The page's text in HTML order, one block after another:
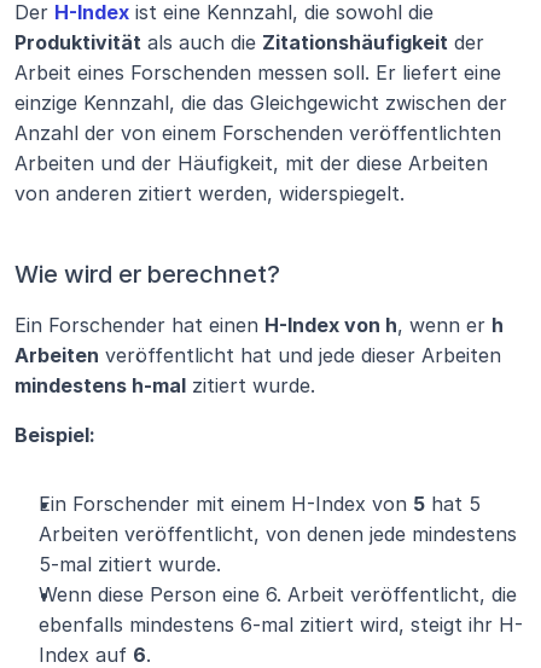
Der H-Index
Produktivität als auch die Zitationshäufigkeit der
Arbeit eines Forschenden messen soll. Er liefert eine
einzige Kennzahl, die das Gleichgewicht zwischen der
Anzahl der von einem Forschenden veröffentlichten
Arbeiten und der Häufigkeit, mit der diese Arbeiten
von anderen zitiert werden, widerspiegelt.
Wie wird er berechnet?
Ein Forschender hat einen H-Index von h, wenn er h
Arbeiten
mindestens h-mal zitiert wurde.
Beispiel:
Ein Forschender mit einem H-Index von 5 hat 5
Arbeiten veröffentlicht, von denen jede mindestens
5-mal zitiert wurde.
Wenn diese Person eine 6. Arbeit veröffentlicht, die
ebenfalls mindestens 6-mal zitiert wird, steigt ihr H-
Index auf 6.